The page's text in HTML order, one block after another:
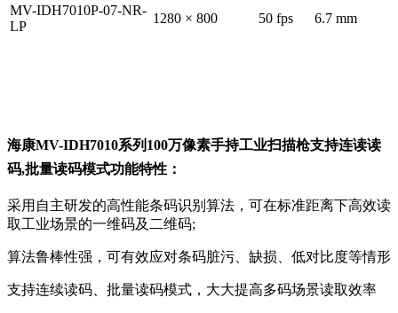
MV-IDH7010P-07-NR-
LP
1280 × 800 50 fps 6.7 mm
海康MV-IDH7010系列100万像素手持工业扫描枪支持连读读
码,批量读码模式功能特性：
采用自主研发的高性能条码识别算法，可在标准距离下高效读
取工业场景的一维码及二维码;
算法鲁棒性强，可有效应对条码脏污、缺损、低对比度等情形
支持连续读码、批量读码模式，大大提高多码场景读取效率